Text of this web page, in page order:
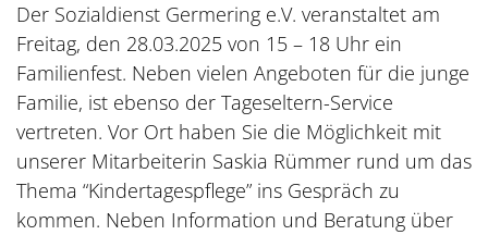
Der Sozialdienst Germering e.V. veranstaltet am
Freitag, den 28.03.2025 von 15 – 18 Uhr ein
Familienfest. Neben vielen Angeboten für die junge
Familie, ist ebenso der Tageseltern-Service
vertreten. Vor Ort haben Sie die Möglichkeit mit
unserer Mitarbeiterin Saskia Rümmer rund um das
Thema “Kindertagespflege” ins Gespräch zu
kommen. Neben Information und Beratung über